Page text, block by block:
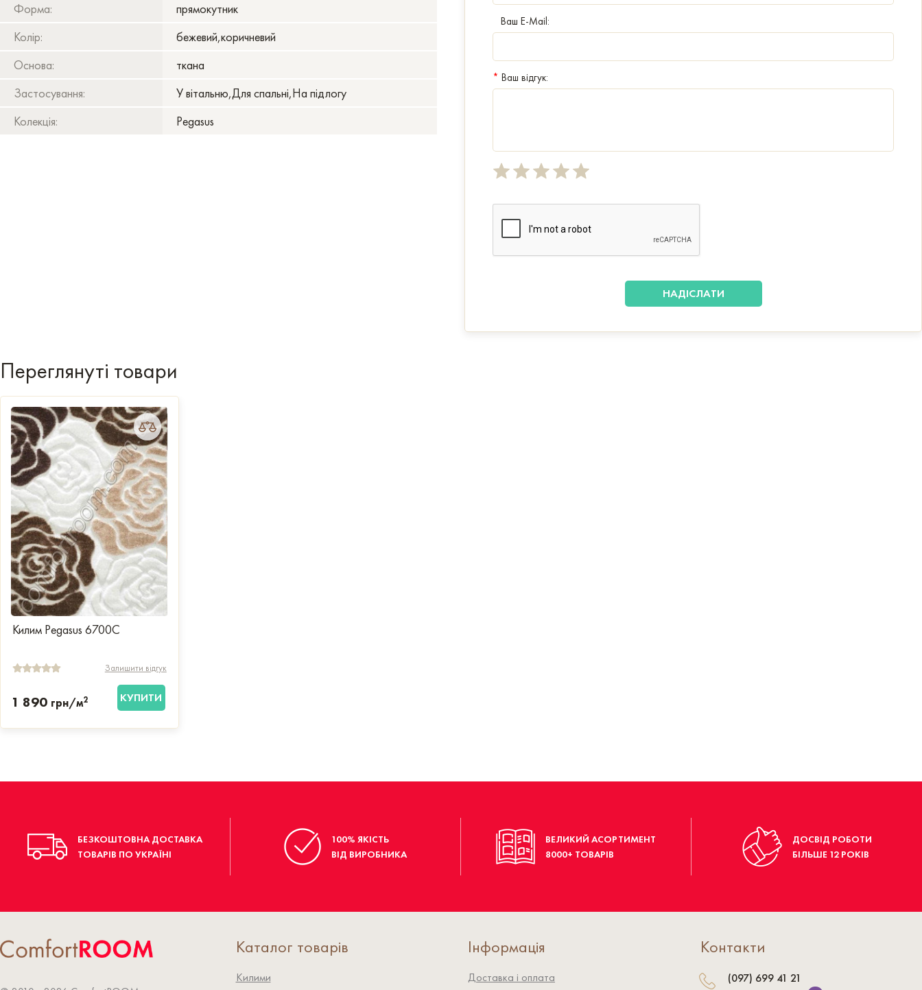
Форма:
прямокутник
Колір:
бежевий,коричневий
Основа:
ткана
Застосування:
У вітальню,Для спальні,На підлогу
Колекція:
Pegasus
Ваш E-Mail:
* Ваш відгук:
Переглянуті товари
Килим Pegasus 6700C
Залишити відгук
1 890 грн/м2 КУПИТИ
БЕЗКОШТОВНА ДОСТАВКА
ТОВАРІВ ПО УКРАЇНІ
100% ЯКІСТЬ
ВІД ВИРОБНИКА
ВЕЛИКИЙ АСОРТИМЕНТ
8000+ ТОВАРІВ
ДОСВІД РОБОТИ
БІЛЬШЕ 12 РОКІВ
Каталог товарів
Килими
Інформація
Доставка і оплата
Контакти
(097) 699 41 21